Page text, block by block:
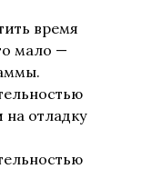
время
мало —
отладку